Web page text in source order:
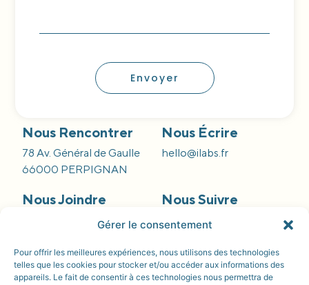
Gérer le consentement
Pour offrir les meilleures expériences, nous utilisons des technologies
telles que les cookies pour stocker et/ou accéder aux informations des
appareils. Le fait de consentir à ces technologies nous permettra de
Envoyer
Nous Rencontrer
78 Av. Général de Gaulle
66000 PERPIGNAN
Nous Écrire
hello@ilabs.fr
Nous Joindre Nous Suivre